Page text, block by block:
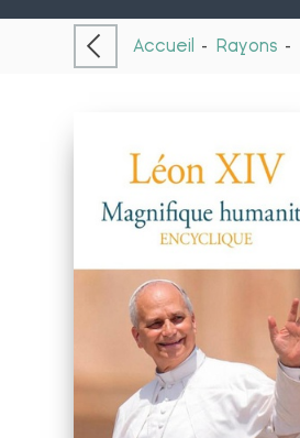
Accueil - Rayons -